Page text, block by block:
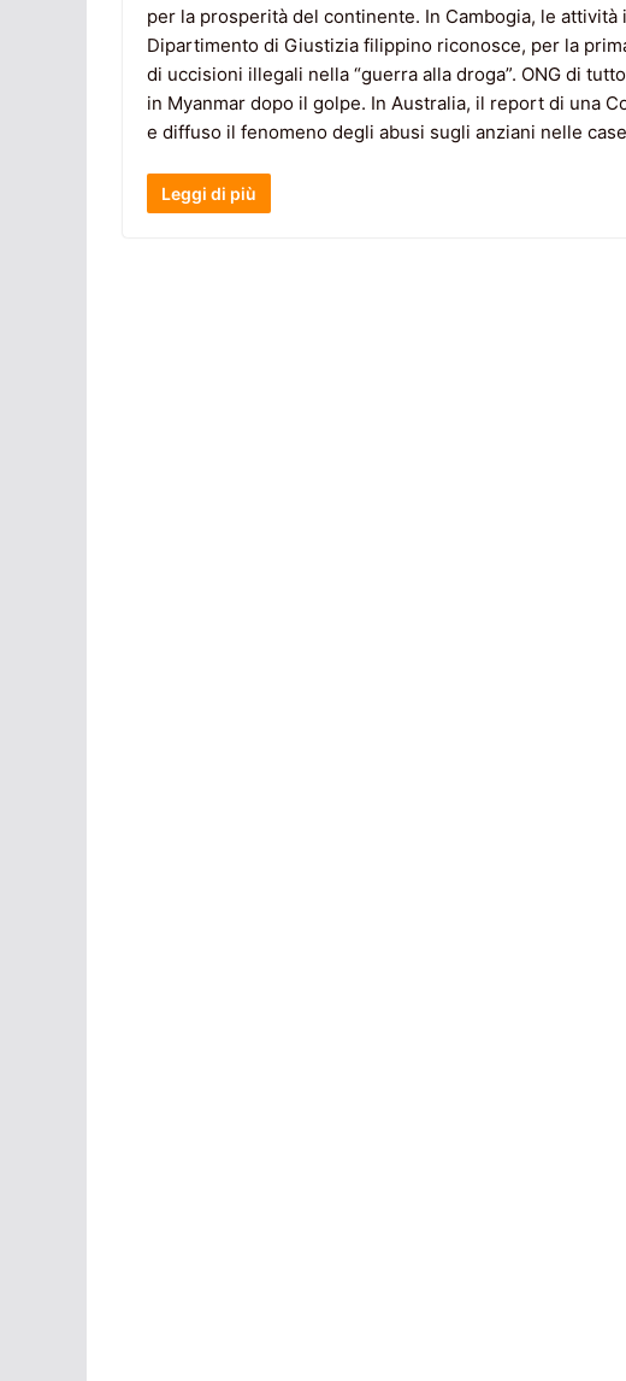
per la prosperità del continente. In Cambogia, le
Dipartimento di Giustizia filippino riconosce, per la
di uccisioni illegali nella “guerra alla droga”. ONG di
in Myanmar dopo il golpe. In Australia, il report di una
e diffuso il fenomeno degli abusi sugli anziani nelle
Leggi di più